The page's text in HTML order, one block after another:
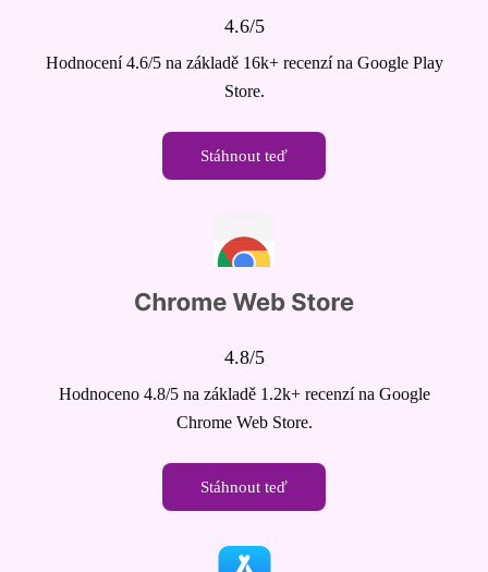
4.6/5
Hodnocení 4.6/5 na základě 16k+ recenzí na Google Play
Store.
Stáhnout teď
4.8/5
Hodnoceno 4.8/5 na základě 1.2k+ recenzí na Google
Chrome Web Store.
Stáhnout teď